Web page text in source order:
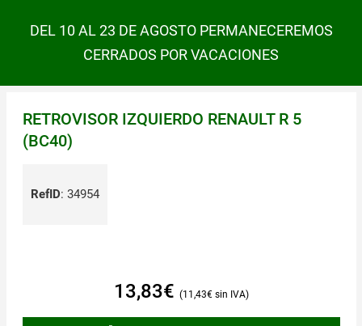
DEL 10 AL 23 DE AGOSTO PERMANECEREMOS
CERRADOS POR VACACIONES
RETROVISOR IZQUIERDO RENAULT R 5
(BC40)
RefID: 34954
13,83€ 11,43€